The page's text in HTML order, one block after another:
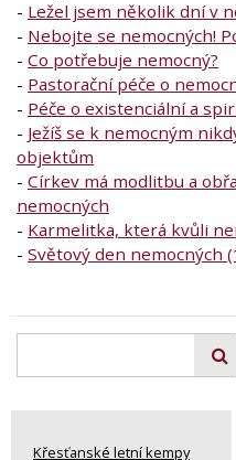
- Ležel jsem několik dní v
- Nebojte se nemocných!
- Co potřebuje nemocný?
- Pastorační péče o
- Péče o existenciální a
- Ježíš se k nemocným
objektům
- Církev má modlitbu a
nemocných
- Karmelitka, která kvůli
- Světový den nemocných
Křesťanské letní kempy